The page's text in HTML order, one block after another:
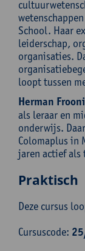
School. Haar
leiderschap,
organisaties.
loopt tussen
Herman
als leraar en
onderwijs.
Colomaplus in
jaren actief als
Praktisch
Deze cursus
Cursuscode: